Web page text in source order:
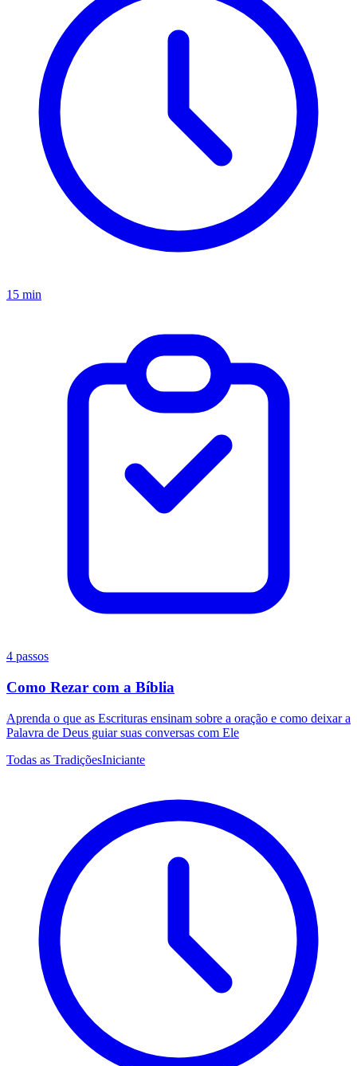
15 min
4 passos
Como Rezar com a Bíblia
Aprenda o que as Escrituras ensinam sobre a oração e como deixar a
Palavra de Deus guiar suas conversas com Ele
Todas as TradiçõesIniciante